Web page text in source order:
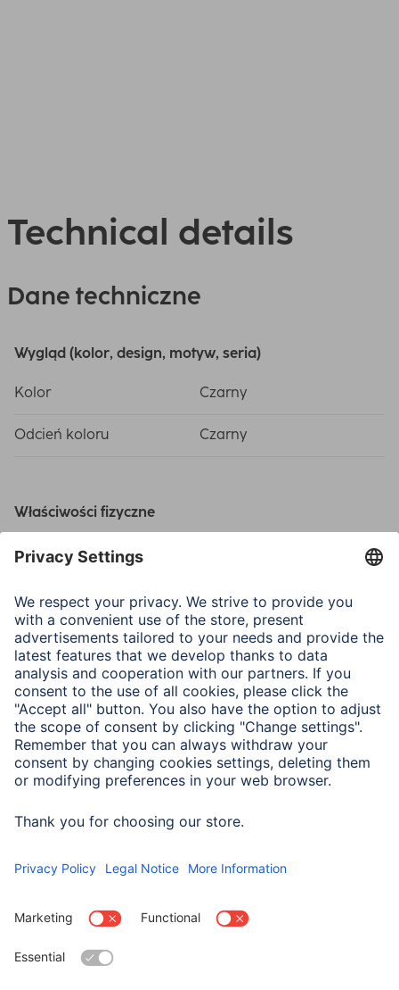
Technical details
Dane techniczne
Wygląd (kolor, design, motyw, seria)
Kolor Czarny
Odcień koloru Czarny
Właściwości fizyczne
Ilość przegubów
Maks. udźwig 35 kg
Maksymalny zakres
obrotu
180 °
Maksymalny zasięg
projekcji
52,1 cm
Materiał stal